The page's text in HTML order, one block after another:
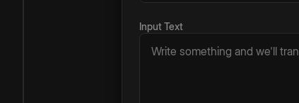
Input Text